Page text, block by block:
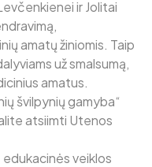
ir Jolitai
amatų žiniomis. Taip
už smalsumą,
amatus.
švilpynių gamyba“
atsiimti Utenos
edukacinės veiklos